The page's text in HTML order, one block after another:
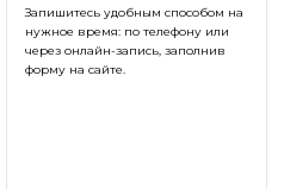
Запишитесь удобным способом на
нужное время: по телефону или
через онлайн-запись, заполнив
форму на сайте.